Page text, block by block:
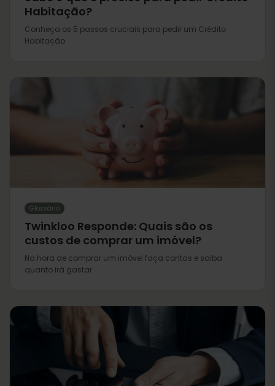
Habitação?
Conheça os 5 passos cruciais para pedir um Crédito
Habitação
Glossário
Twinkloo Responde: Quais são os
custos de comprar um imóvel?
Na hora de comprar um imóvel faça contas e saiba
quanto irá gastar